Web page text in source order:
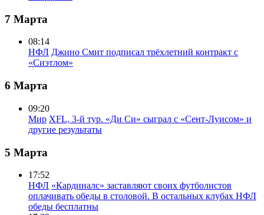
7 Марта
08:14
НФЛ Джино Смит подписал трёхлетний контракт с
«Сиэтлом»
6 Марта
09:20
Мир XFL, 3-й тур. «Ди Си» сыграл с «Сент-Луисом» и
другие результаты
5 Марта
17:52
НФЛ «Кардиналс» заставляют своих футболистов
оплачивать обеды в столовой. В остальных клубах НФЛ
обеды бесплатны